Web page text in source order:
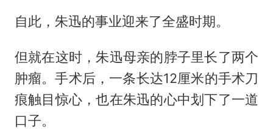
自此，朱迅的事业迎来了全盛时期。
但就在这时，朱迅母亲的脖子里长了两个
肿瘤。手术后，一条长达12厘米的手术刀
痕触目惊心，也在朱迅的心中划下了一道
口子。